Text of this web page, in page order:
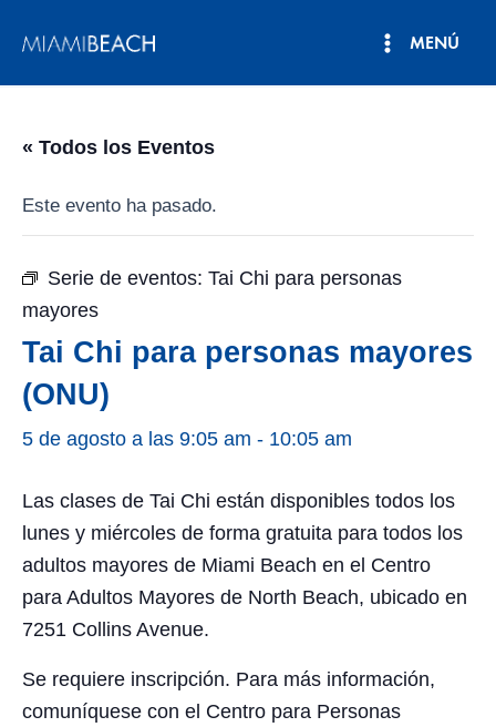
MENÚ
« Todos los Eventos
Este evento ha pasado.
Serie de eventos: Tai Chi para personas
mayores
Tai Chi para personas mayores
(ONU)
5 de agosto a las 9:05 am - 10:05 am
Las clases de Tai Chi están disponibles todos los
lunes y miércoles de forma gratuita para todos los
adultos mayores de Miami Beach en el Centro
para Adultos Mayores de North Beach, ubicado en
7251 Collins Avenue.
Se requiere inscripción. Para más información,
comuníquese con el Centro para Personas